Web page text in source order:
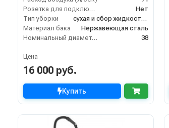
Розетка для подключения инструмента
Нет
Тип уборки
сухая и сбор жидкостей
Материал бака
Нержавеющая сталь
Номинальный диаметр принадлежностей (мм)
38
Цена
16 000 руб.
Купить